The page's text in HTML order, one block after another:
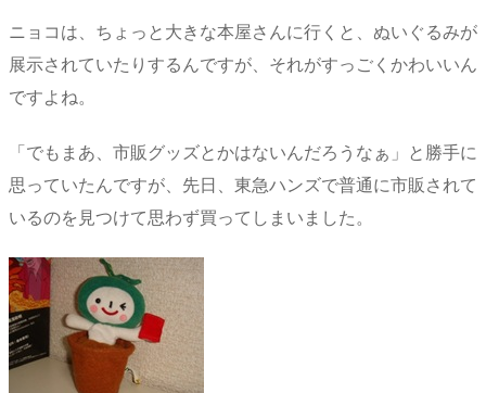
ニョコは、ちょっと大きな本屋さんに行くと、ぬいぐるみが
展示されていたりするんですが、それがすっごくかわいいん
ですよね。
「でもまあ、市販グッズとかはないんだろうなぁ」と勝手に
思っていたんですが、先日、東急ハンズで普通に市販されて
いるのを見つけて思わず買ってしまいました。